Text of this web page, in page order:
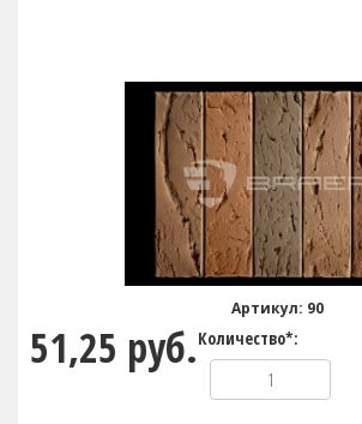
Артикул: 90
51,25 руб.Количество*: